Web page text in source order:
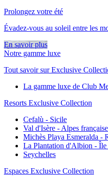
Prolongez votre été
Évadez-vous au soleil entre les
En savoir plus
Notre gamme luxe
Tout savoir sur Exclusive
La gamme luxe de Club
Resorts Exclusive Collection
Cefalù - Sicile
Val d'Isère - Alpes
Michès Playa Esmeralda -
La Plantation d'Albion -
Seychelles
Espaces Exclusive Collection